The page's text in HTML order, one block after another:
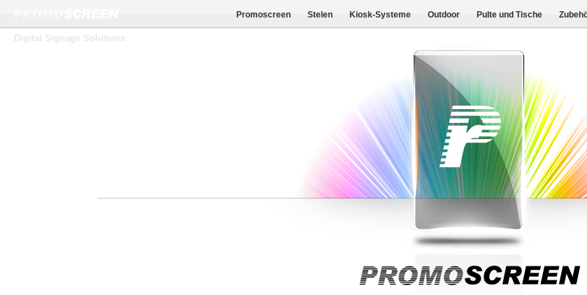
Promoscreen Stelen Kiosk-Systeme Outdoor Pulte und Tische